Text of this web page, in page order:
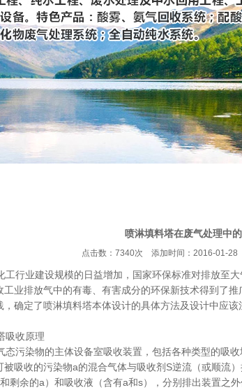
喷淋填料塔在废气处理中
点击数：7340次 添加时间：2016-01-
行业建设规模的日益增加，国家环保标准对排放至
工业排放气中的有毒、有害成分的环保新技术得到了
，确定了喷淋填料塔本体设计的具体方法及设计中应该
吸收原理
污染物的主体设备室吸收装置，包括各种类型的吸
被吸收的污染物a的混合气体与吸收剂S逆流（或顺流
剩余的a）和吸收液（含有a和s），分别排出装置之